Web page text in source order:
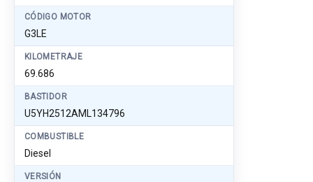
CÓDIGO MOTOR
G3LE
KILOMETRAJE
69.686
BASTIDOR
U5YH2512AML134796
COMBUSTIBLE
Diesel
VERSIÓN